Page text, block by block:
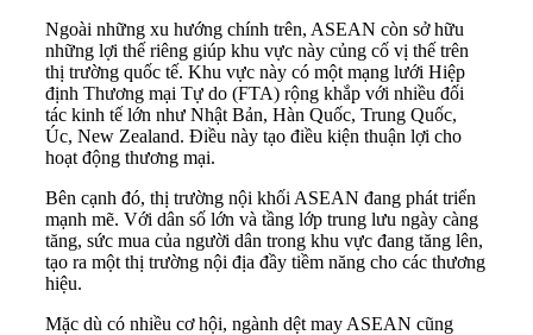
Ngoài những xu hướng chính trên, ASEAN còn sở hữu
những lợi thế riêng giúp khu vực này củng cố vị thế trên
thị trường quốc tế. Khu vực này có một mạng lưới Hiệp
định Thương mại Tự do (FTA) rộng khắp với nhiều đối
tác kinh tế lớn như Nhật Bản, Hàn Quốc, Trung Quốc,
Úc, New Zealand. Điều này tạo điều kiện thuận lợi cho
hoạt động thương mại.
Bên cạnh đó, thị trường nội khối ASEAN đang phát triển
mạnh mẽ. Với dân số lớn và tầng lớp trung lưu ngày càng
tăng, sức mua của người dân trong khu vực đang tăng lên,
tạo ra một thị trường nội địa đầy tiềm năng cho các thương
hiệu.
Mặc dù có nhiều cơ hội, ngành dệt may ASEAN cũng